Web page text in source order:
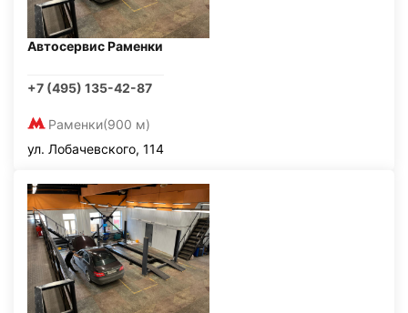
Автосервис Раменки
+7 (495) 135-42-87
Раменки(900 м)
ул. Лобачевского, 114